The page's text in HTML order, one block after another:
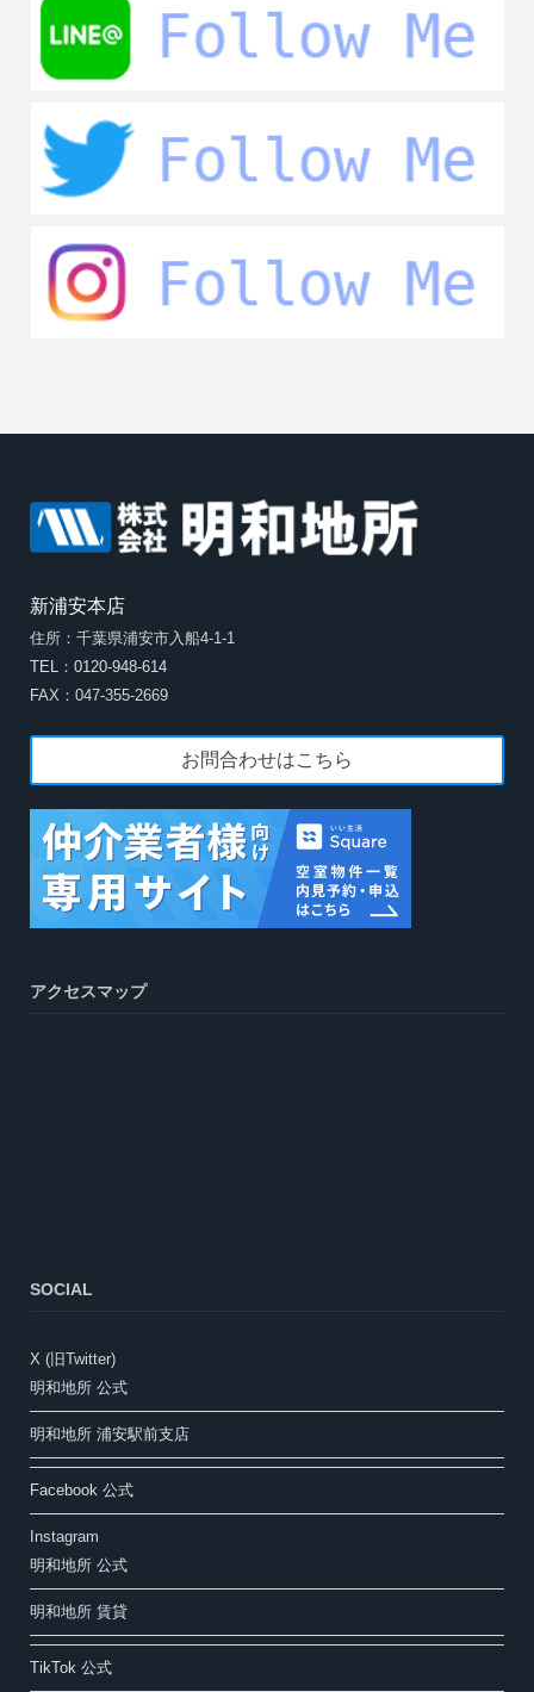
新浦安本店
住所：千葉県浦安市入船4-1-1
TEL：0120-948-614
FAX：047-355-2669
お問合わせはこちら
アクセスマップ
SOCIAL
X (旧Twitter)
明和地所 公式
明和地所 浦安駅前支店
Facebook 公式
Instagram
明和地所 公式
明和地所 賃貸
TikTok 公式